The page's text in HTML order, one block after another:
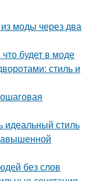
моды через два
будет в моде
стиль и
идеальный стиль
без слов